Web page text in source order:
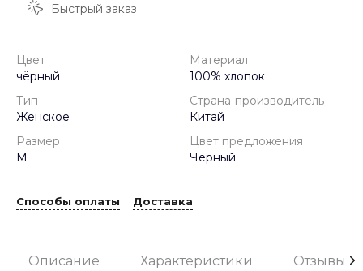
Быстрый заказ
Цвет
чёрный
Материал
100% хлопок
Тип
Женское
Страна-производитель
Китай
Размер
M
Цвет предложения
Черный
Способы оплаты Доставка
Описание Характеристики Отзывы